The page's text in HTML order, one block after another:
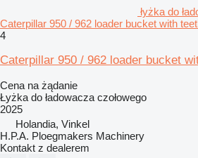
łyżka do
Caterpillar 950 / 962 loader bucket with
4
Caterpillar 950 / 962 loader bucket
Cena na żądanie
Łyżka do ładowacza czołowego
2025
Holandia, Vinkel
H.P.A. Ploegmakers Machinery
Kontakt z dealerem